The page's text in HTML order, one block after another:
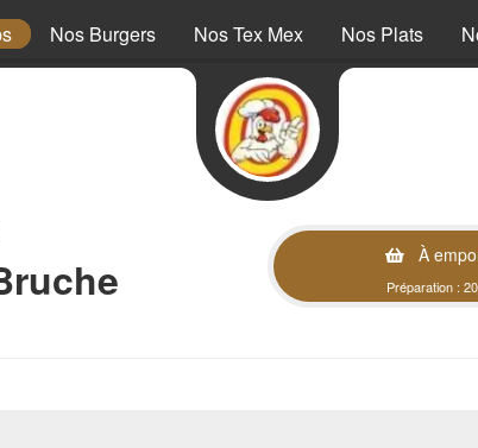
Nos Burgers Nos Tex Mex Nos Plats
À
Préparation :